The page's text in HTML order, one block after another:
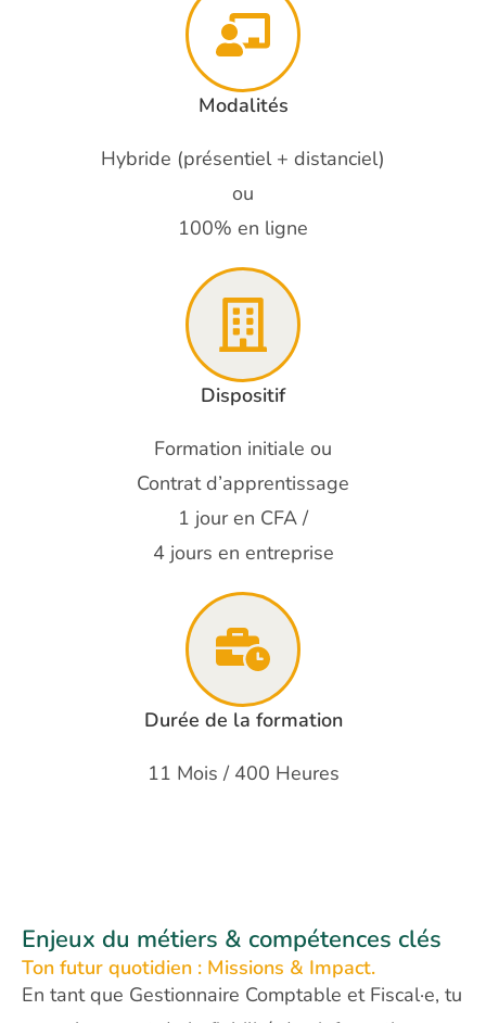
Modalités
Hybride (présentiel + distanciel)
ou
100% en ligne
Dispositif
Formation initiale ou
Contrat d’apprentissage
1 jour en CFA /
4 jours en entreprise
Durée de la formation
11 Mois / 400 Heures
Enjeux du métiers & compétences clés
Ton futur quotidien : Missions & Impact.
En tant que Gestionnaire Comptable et Fiscal·e, tu